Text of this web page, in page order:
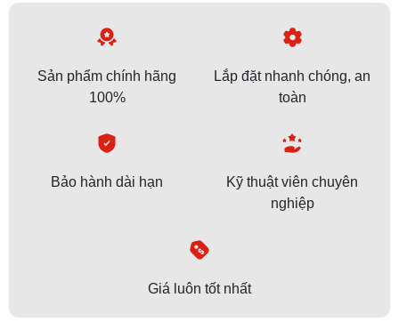
Sản phẩm chính hãng
100%
Lắp đặt nhanh chóng, an
toàn
Bảo hành dài hạn
Kỹ thuật viên chuyên
nghiệp
Giá luôn tốt nhất